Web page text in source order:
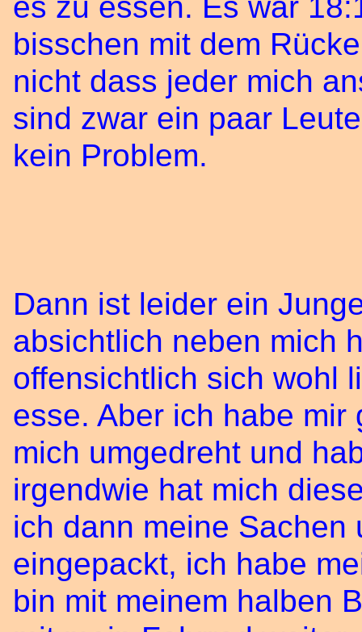
bisschen mit dem
nicht dass jeder mich
sind zwar ein paar
kein Problem.
Dann ist leider ein
absichtlich neben mich
offensichtlich sich wohl
esse. Aber ich habe
mich umgedreht und
irgendwie hat mich
ich dann meine
eingepackt, ich habe
bin mit meinem halben